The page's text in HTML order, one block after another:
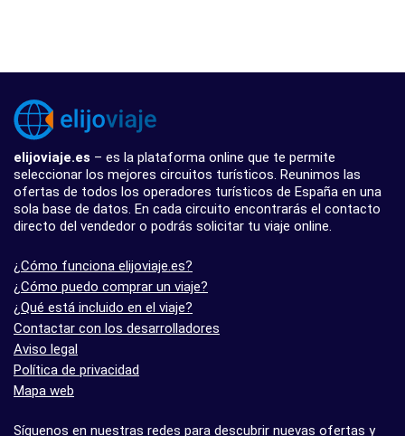
elijoviaje.es – es la plataforma online que te permite
seleccionar los mejores circuitos turísticos. Reunimos las
ofertas de todos los operadores turísticos de España en una
sola base de datos. En cada circuito encontrarás el contacto
directo del vendedor o podrás solicitar tu viaje online.
¿Cómo funciona elijoviaje.es?
¿Cómo puedo comprar un viaje?
¿Qué está incluido en el viaje?
Contactar con los desarrolladores
Aviso legal
Política de privacidad
Mapa web
Síguenos en nuestras redes para descubrir nuevas ofertas y